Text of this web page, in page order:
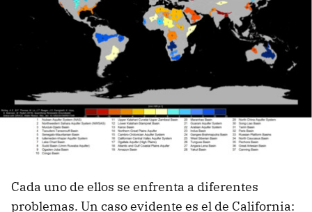
Cada uno de ellos se enfrenta a diferentes
problemas. Un caso evidente es el de California: